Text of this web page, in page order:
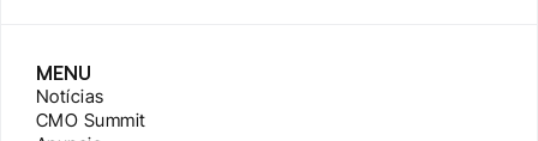
MENU
Notícias
CMO Summit